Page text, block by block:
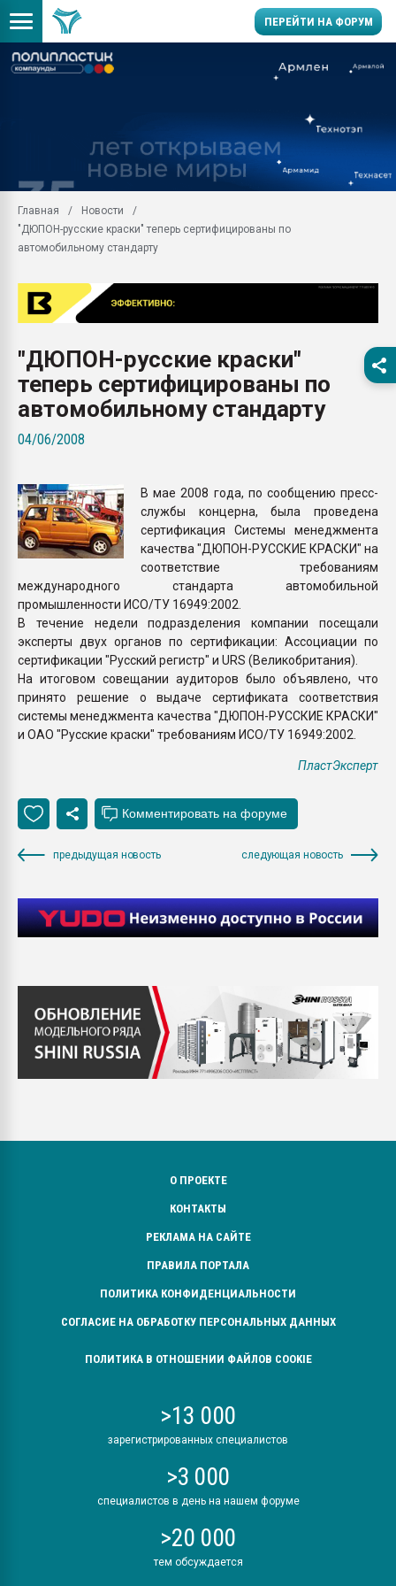
ПЕРЕЙТИ НА ФОРУМ
Вакуум-формовочные
ближайшее
Подмосковье, Москва
28.07.2026
Всё, что касается
вакуумного
Продам отходы
поликарбоната и АБС-
Armaloy PC/ABS-1IM
Главная
Новости
"ДЮПОН-русские краски" теперь сертифицированы по
автомобильному стандарту
"ДЮПОН-русские краски"
теперь сертифицированы по
автомобильному стандарту
04/06/2008
В мае 2008 года, по сообщению пресс-
службы концерна, была проведена
сертификация Системы менеджмента
качества "ДЮПОН-РУССКИЕ КРАСКИ" на
соответствие требованиям
международного стандарта автомобильной
промышленности ИСО/ТУ 16949:2002.
В течение недели подразделения компании посещали
эксперты двух органов по сертификации: Ассоциации по
сертификации "Русский регистр" и URS (Великобритания).
На итоговом совещании аудиторов было объявлено, что
принято решение о выдаче сертификата соответствия
системы менеджмента качества "ДЮПОН-РУССКИЕ КРАСКИ"
и ОАО "Русские краски" требованиям ИСО/ТУ 16949:2002.
ПластЭксперт
предыдущая новость следующая новость
О ПРОЕКТЕ
КОНТАКТЫ
РЕКЛАМА НА САЙТЕ
ПРАВИЛА ПОРТАЛА
ПОЛИТИКА КОНФИДЕНЦИАЛЬНОСТИ
СОГЛАСИЕ НА ОБРАБОТКУ ПЕРСОНАЛЬНЫХ ДАННЫХ
ПОЛИТИКА В ОТНОШЕНИИ ФАЙЛОВ COOKIE
>13 000
зарегистрированных специалистов
>3 000
специалистов в день на нашем форуме
>20 000
тем обсуждается